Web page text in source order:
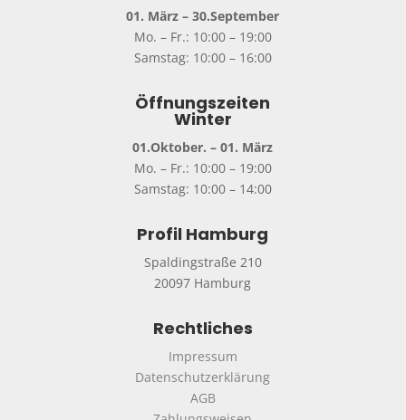
01. März – 30.September
Mo. – Fr.: 10:00 – 19:00
Samstag: 10:00 – 16:00
Öffnungszeiten
Winter
01.Oktober. – 01. März
Mo. – Fr.: 10:00 – 19:00
Samstag: 10:00 – 14:00
Profil Hamburg
Spaldingstraße 210
20097 Hamburg
Rechtliches
Impressum
Datenschutzerklärung
AGB